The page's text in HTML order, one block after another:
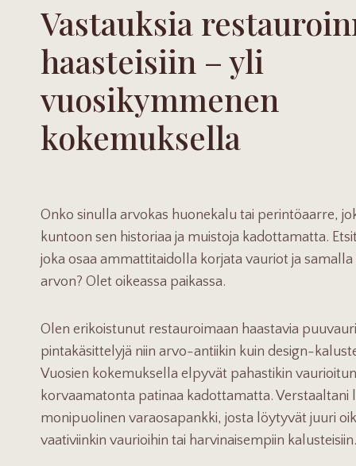
Vastauksia
haasteisiin – yli
vuosikymmenen
kokemuksella
Onko sinulla arvokas huonekalu tai perintöaarre,
kuntoon sen historiaa ja muistoja kadottamatta.
joka osaa ammattitaidolla korjata vauriot ja samalla
arvon? Olet oikeassa paikassa.
Olen erikoistunut restauroimaan haastavia
pintakäsittelyjä niin arvo-antiikin kuin design-
Vuosien kokemuksella elpyvät pahastikin
korvaamatonta patinaa kadottamatta. Verstaaltani
monipuolinen varaosapankki, josta löytyvät juuri
vaativiinkin vaurioihin tai harvinaisempiin kalusteisiin.